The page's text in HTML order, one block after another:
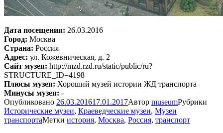
Дата посещения: 26.03.2016
Город: Москва
Страна: Россия
Адрес: ул. Кожевническая, д. 2
Сайт музея: http://mzd.rzd.ru/static/public/ru?
STRUCTURE_ID=4198
Плюсы музея: Хороший музей истории ЖД транспорта
Минусы музея: -
Опубликовано 26.03.201617.01.2017Автор museumРубрики
Исторические музеи, Краеведческие музеи, Музеи
транспортаМетки история, Москва, Россия, транспорт